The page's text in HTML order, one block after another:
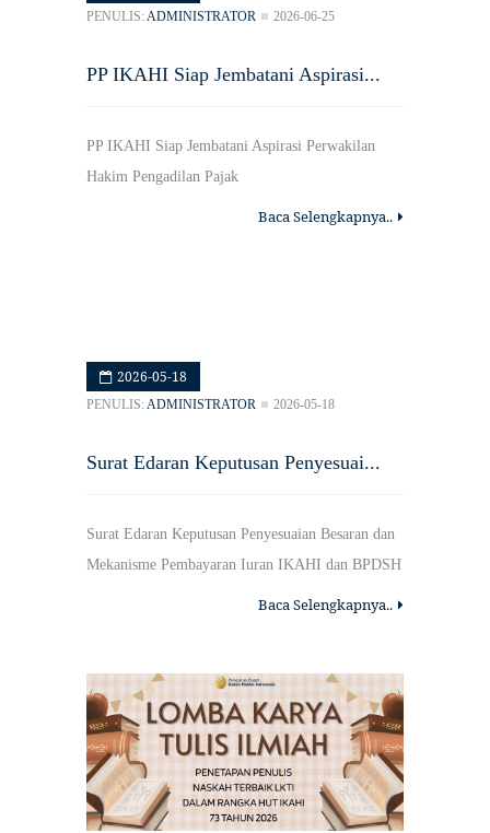
PENULIS:ADMINISTRATOR 2026-06-25
PP IKAHI Siap Jembatani Aspirasi...
PP IKAHI Siap Jembatani Aspirasi Perwakilan
Hakim Pengadilan Pajak
Baca Selengkapnya..
2026-05-18
PENULIS:ADMINISTRATOR 2026-05-18
Surat Edaran Keputusan Penyesuai...
Surat Edaran Keputusan Penyesuaian Besaran dan
Mekanisme Pembayaran Iuran IKAHI dan BPDSH
Baca Selengkapnya..